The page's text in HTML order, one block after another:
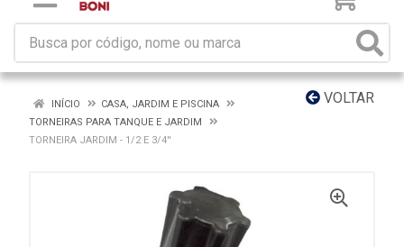
VOLTAR
INÍCIO
CASA, JARDIM E PISCINA
TORNEIRAS PARA TANQUE E JARDIM
TORNEIRA JARDIM - 1/2 E 3/4''